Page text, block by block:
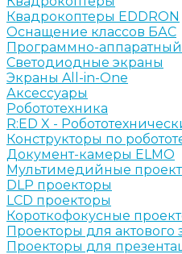
Квадрокоптеры EDDRON
Оснащение классов БАС
Программно-
Светодиодные экраны
Экраны All-in-One
Аксессуары
Робототехника
R:ED X -
Конструкторы по
Документ-камеры ELMO
Мультимедийные
DLP проекторы
LCD проекторы
Короткофокусные
Проекторы для актового
Проекторы для